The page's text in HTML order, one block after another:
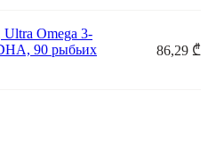
Omega 3-
90 рыбьих
86,29 ₾